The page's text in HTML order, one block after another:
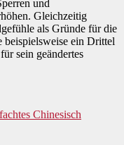
und
Gleichzeitig
als Gründe für die
beispielsweise ein Drittel
sein geändertes
Chinesisch